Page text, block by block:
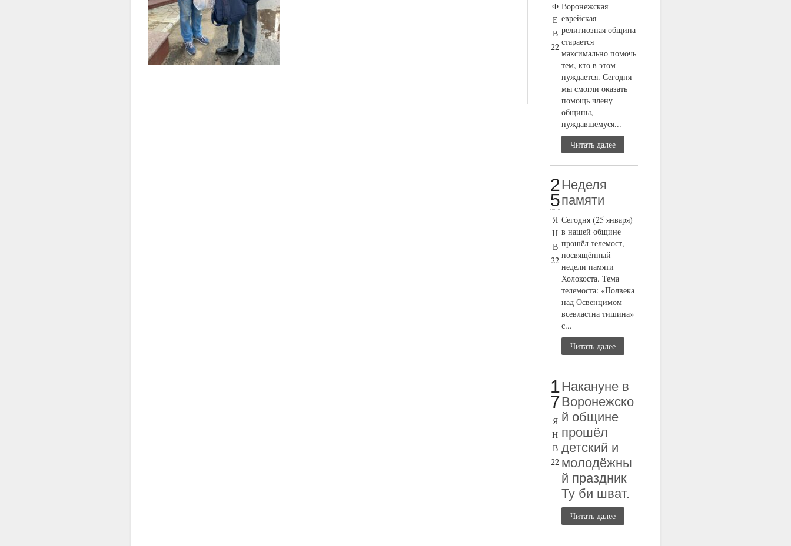
Ф
Е
В
22
Воронежская
еврейская
религиозная община
старается
максимально помочь
тем, кто в этом
нуждается. Сегодня
мы смогли оказать
помощь члену
общины,
нуждавшемуся...
Читать далее
2
5
Я
Н
В
22
Неделя
памяти
Сегодня (25 января)
в нашей общине
прошёл телемост,
посвящённый
недели памяти
Холокоста. Тема
телемоста: «Полвека
над Освенцимом
всевластна тишина»
с...
Читать далее
1
7
Я
Н
В
22
Накануне в
Воронежско
й общине
прошёл
детский и
молодёжны
й праздник
Ту би шват.
Читать далее